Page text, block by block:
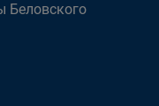
Беловского